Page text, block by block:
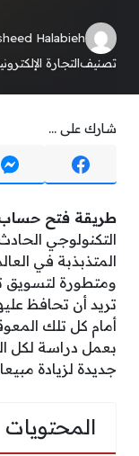
Halabieh
تصنيفالتجارة
شارك على ...
طريقة فتح حساب
التكنولوجي
المتذبذبة في
ومتطورة لتسويق
تريد أن تحافظ
أمام كل تلك
بعمل دراسة لكل
جديدة لزيادة
المحتويات